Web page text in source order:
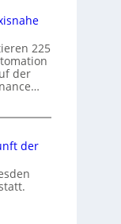
225
der
der